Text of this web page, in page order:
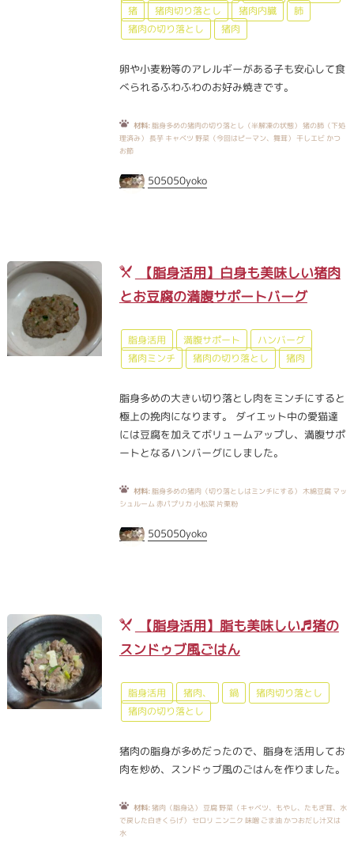
猪
猪肉切り落とし 猪肉内臓
肺
猪肉の切り落とし
猪肉
卵や小麦粉等のアレルギーがある子も安心して食
べられるふわふわのお好み焼きです。
材料:脂身多めの猪肉の切り落とし（半解凍の状態） 猪の肺（下処
理済み） 長芋 キャベツ 野菜（今回はピーマン、舞茸） 干しエビ かつ
お節
505050yoko
【脂身活用】白身も美味しい猪肉
とお豆腐の満腹サポートバーグ
脂身活用 満腹サポート
ハンバーグ
猪肉ミンチ
猪肉の切り落とし 猪肉
脂身多めの大きい切り落とし肉をミンチにすると
極上の挽肉になります。 ダイエット中の愛猫達
には豆腐を加えてボリュームアップし、満腹サポ
ートとなるハンバーグにしました。
材料:脂身多めの猪肉（切り落としはミンチにする） 木綿豆腐 マッ
シュルーム 赤パプリカ 小松菜 片栗粉
505050yoko
【脂身活用】脂も美味しい♬猪の
スンドゥブ風ごはん
脂身活用 猪肉、 鍋
猪肉切り落とし
猪肉の切り落とし
猪肉の脂身が多めだったので、脂身を活用してお
肉を炒め、スンドゥブ風のごはんを作りました。
材料:猪肉（脂身込） 豆腐 野菜（キャベツ、もやし、たもぎ茸、水
で戻した白きくらげ） セロリ ニンニク 味噌 ごま油 かつおだし汁又は
水